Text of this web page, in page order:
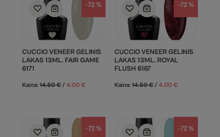
-72 %
CUCCIO VENEER GELINIS
LAKAS 13ML. FAIR GAME
6171
Kaina: 14.50€ / 4.00 €
-72 %
CUCCIO VENEER GELINIS
LAKAS 13ML. ROYAL
FLUSH 6167
Kaina:14.50€ / 4.00 €
-72 % -72 %